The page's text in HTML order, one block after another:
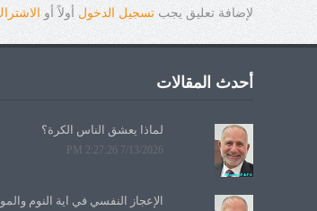
لإضافة تعليق يجبتسجيل الدخول أولاً أو
أحدث المقالات
لماذا يعشق الناس الكرة؟
7/13/2026 2:27:26 PM
الإعجاز النفسي في آية النوم